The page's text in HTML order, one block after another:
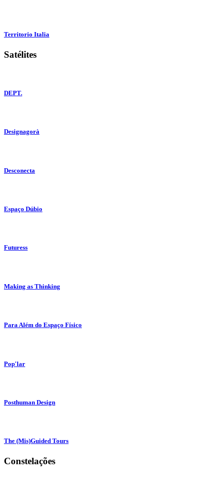
Territorio Italia
Satélites
DEPT.
Designagorà
Desconecta
Espaço Dúbio
Futuress
Making as Thinking
Para Além do Espaço Físico
Pop'lar
Posthuman Design
The (Mis)Guided Tours
Constelações